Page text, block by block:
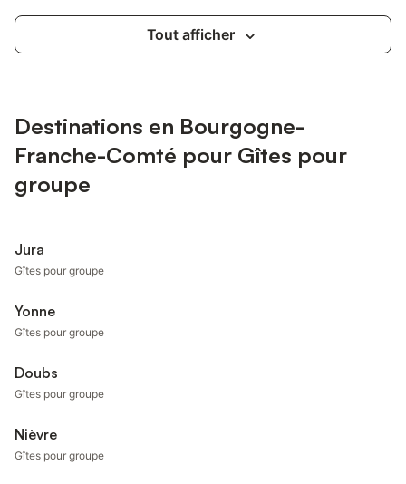
Tout afficher
Destinations en Bourgogne-
Franche-Comté pour Gîtes pour
groupe
Jura
Gîtes pour groupe
Yonne
Gîtes pour groupe
Doubs
Gîtes pour groupe
Nièvre
Gîtes pour groupe